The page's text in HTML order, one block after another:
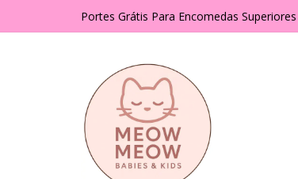
Portes Grátis Para Encomedas